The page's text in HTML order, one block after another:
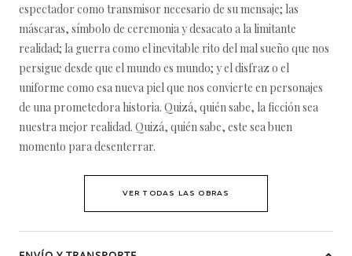
espectador como transmisor necesario de su mensaje; las
máscaras, símbolo de ceremonia y desacato a la limitante
realidad; la guerra como el inevitable rito del mal sueño que nos
persigue desde que el mundo es mundo; y el disfraz o el
uniforme como esa nueva piel que nos convierte en personajes
de una prometedora historia. Quizá, quién sabe, la ficción sea
nuestra mejor realidad. Quizá, quién sabe, este sea buen
momento para desenterrar.
VER TODAS LAS OBRAS